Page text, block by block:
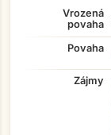
Vrozená
povaha
Povaha
Zájmy